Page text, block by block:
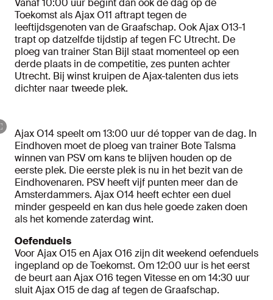
Vanaf 10:00 uur begint dan ook de dag op de
Toekomst als Ajax O11 aftrapt tegen de
leeftijdsgenoten van de Graafschap. Ook Ajax O13-1
trapt op datzelfde tijdstip af tegen FC Utrecht. De
ploeg van trainer Stan Bijl staat momenteel op een
derde plaats in de competitie, zes punten achter
Utrecht. Bij winst kruipen de Ajax-talenten dus iets
dichter naar tweede plek.
Ajax O14 speelt om 13:00 uur dé topper van de dag. In
Eindhoven moet de ploeg van trainer Bote Talsma
winnen van PSV om kans te blijven houden op de
eerste plek. Die eerste plek is nu in het bezit van de
Eindhovenaren. PSV heeft vijf punten meer dan de
Amsterdammers. Ajax O14 heeft echter een duel
minder gespeeld en kan dus hele goede zaken doen
als het komende zaterdag wint.
Oefenduels
Voor Ajax O15 en Ajax O16 zijn dit weekend oefenduels
ingepland op de Toekomst. Om 12:00 uur is het eerst
de beurt aan Ajax O16 tegen Vitesse en om 14:30 uur
sluit Ajax O15 de dag af tegen de Graafschap.